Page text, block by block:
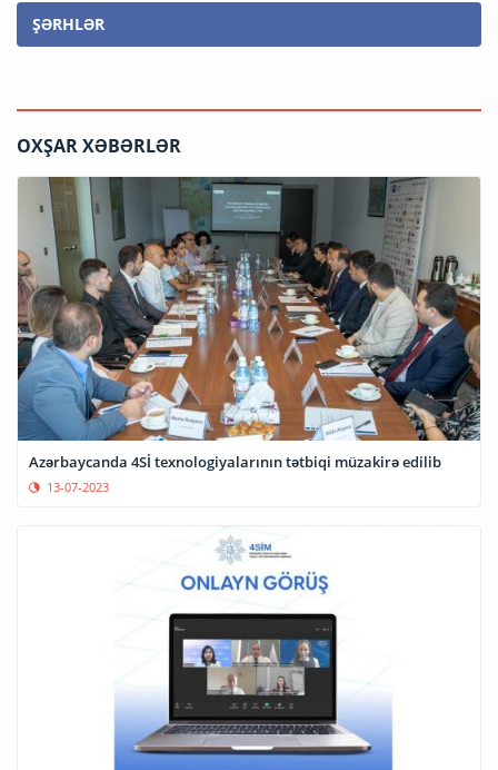
ŞƏRHLƏR
OXŞAR XƏBƏRLƏR
Azərbaycanda 4Sİ texnologiyalarının tətbiqi müzakirə edilib
13-07-2023